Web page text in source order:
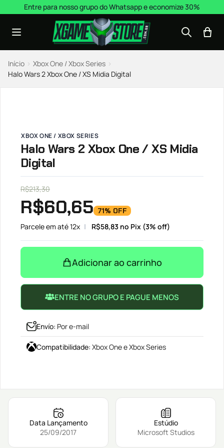
Pular para o conteúdo
Entre para nosso grupo do Whatsapp e economize 30%
Início › Xbox One / Xbox Series ›
Halo Wars 2 Xbox One / XS Midia Digital
XBOX ONE / XBOX SERIES
Halo Wars 2 Xbox One / XS Midia
Digital
R$213,30
R$60,65 71% OFF
Parcele em até 12x R$58,83 no Pix (3% off)
Adicionar ao carrinho
ENTRE NO GRUPO E PAGUE MENOS
Envío: Por e-mail
Compatibilidade: Xbox One e Xbox Series
Data Lançamento
25/09/2017
Estúdio
Microsoft Studios